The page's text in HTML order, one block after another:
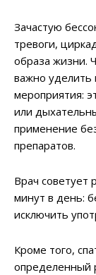
Зачастую
тревоги,
образа жизни.
важно уделить
мероприятия:
или
применение
препаратов.
Врач советует
минут в день:
исключить
Кроме того,
определенный